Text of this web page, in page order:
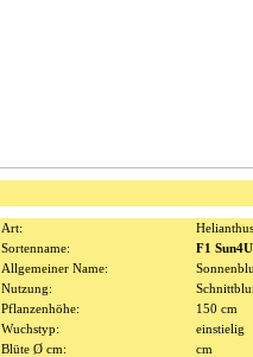
Art:
Sortenname:
F1
Allgemeiner Name:
Nutzung:
Pflanzenhöhe:
150 cm
Wuchstyp:
einstielig
Blüte Ø cm:
cm